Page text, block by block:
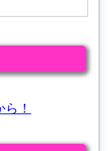
！